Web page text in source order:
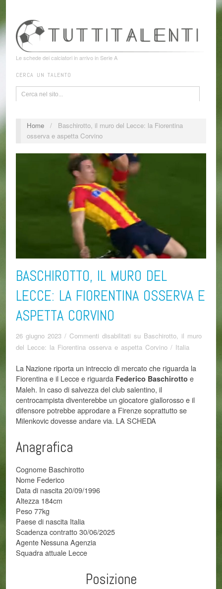
Le schede dei calciatori in arrivo in Serie A
CERCA UN TALENTO
Home /
Baschirotto, il muro del Lecce: la Fiorentina
osserva e aspetta Corvino
BASCHIROTTO, IL MURO DEL
LECCE: LA FIORENTINA OSSERVA E
ASPETTA CORVINO
26 giugno 2023 / Commenti disabilitati su Baschirotto, il muro
del Lecce: la Fiorentina osserva e aspetta Corvino / Italia
La Nazione riporta un intreccio di mercato che riguarda la
Fiorentina e il Lecce e riguarda Federico Baschirotto e
Maleh. In caso di salvezza del club salentino, il
centrocampista diventerebbe un giocatore giallorosso e il
difensore potrebbe approdare a Firenze soprattutto se
Milenkovic dovesse andare via. LA SCHEDA
Anagrafica
Cognome Baschirotto
Nome Federico
Data di nascita 20/09/1996
Altezza 184cm
Peso 77kg
Paese di nascita Italia
Scadenza contratto 30/06/2025
Agente Nessuna Agenzia
Squadra attuale Lecce
Posizione